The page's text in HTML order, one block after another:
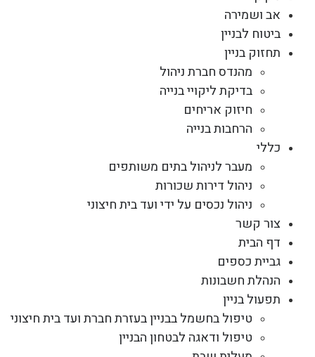
אב ושמירה
ביטוח לבניין
תחזוק בניין
מהנדס חברת ניהול
בדיקת ליקויי בנייה
חיזוק אריחים
הרחבות בנייה
כללי
מעבר לניהול בתים משותפים
ניהול דירות שכורות
ניהול נכסים על ידי ועד בית חיצוני
צור קשר
דף הבית
גביית כספים
הנהלת חשבונות
תפעול בניין
טיפול בחשמל בבניין בעזרת חברת ועד בית חיצוני
טיפול ודאגה לבטחון הבניין